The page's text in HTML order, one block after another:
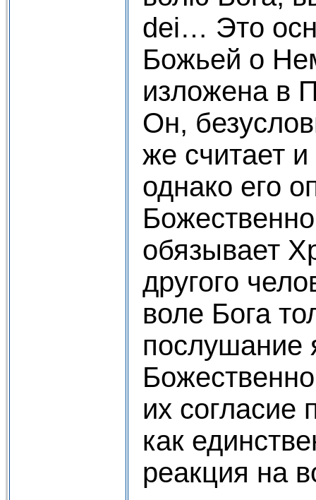
dei… Это
Божьей о
изложена в
Он,
же считает
однако его
обязывает
другого
воле Бога
послушание
их согласие
как
реакция на